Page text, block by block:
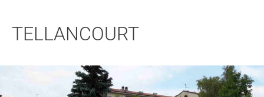
TELLANCOURT